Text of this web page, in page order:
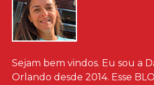
Sejam bem vindos. Eu sou a
Orlando desde 2014. Esse